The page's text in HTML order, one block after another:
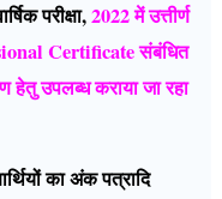
परीक्षा,2022 में उत्तीर्ण
Certificate संबंधित
हेतु उपलब्ध कराया जा रहा
का अंक पत्रादि